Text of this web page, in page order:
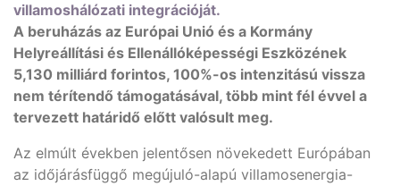
villamoshálózati integrációját.
A beruházás az Európai Unió és a Kormány
Helyreállítási és Ellenállóképességi Eszközének
5,130 milliárd forintos, 100%-os intenzitású vissza
nem térítendő támogatásával, több mint fél évvel a
tervezett határidő előtt valósult meg.
Az elmúlt években jelentősen növekedett Európában
az időjárásfüggő megújuló-alapú villamosenergia-